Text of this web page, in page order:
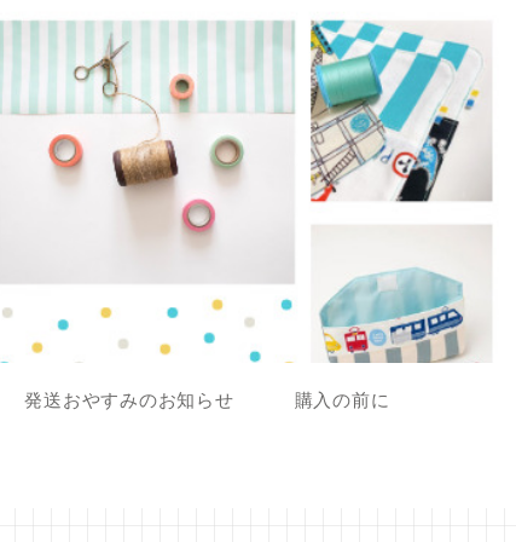
発送おやすみのお知らせ 購入の前に